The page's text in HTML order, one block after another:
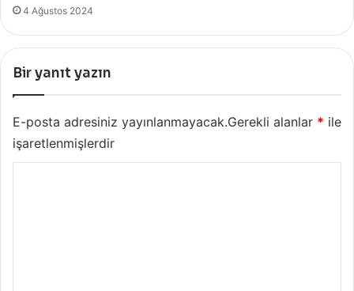
4 Ağustos 2024
Bir yanıt yazın
E-posta adresiniz yayınlanmayacak.Gerekli alanlar * ile
işaretlenmişlerdir